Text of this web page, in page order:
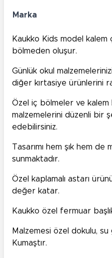
Marka
Kaukko Kids model kalem
bölmeden oluşur.
Günlük okul
diğer kırtasiye ürünlerini
Özel iç bölmeler ve
malzemelerini düzenli bir
edebilirsiniz.
Tasarımı hem şık hem de
sunmaktadır.
Özel kaplamalı astarı
değer katar.
Kaukko özel fermuar
Malzemesi özel dokulu,
Kumaştır.